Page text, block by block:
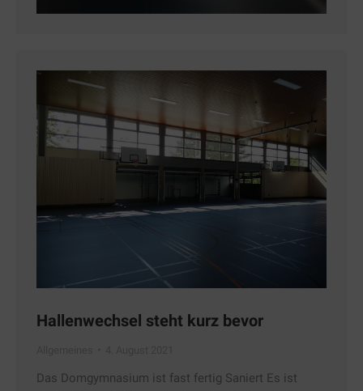
Hallenwechsel steht kurz bevor
Das Domgymnasium ist fast fertig Saniert Es ist